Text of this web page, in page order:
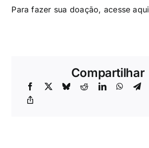
Para fazer sua doação, acesseaqui
Compartilhar